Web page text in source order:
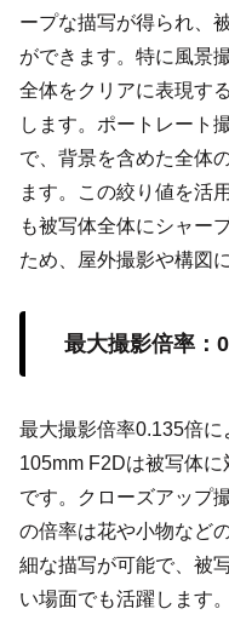
ープな描写が得られ、
ができます。特に風景
全体をクリアに表現す
します。ポートレート
で、背景を含めた全体
ます。この絞り値を活
も被写体全体にシャー
ため、屋外撮影や構図
最大撮影倍率：
最大撮影倍率0.135倍
105mm F2Dは被写体
です。クローズアップ
の倍率は花や小物など
細な描写が可能で、被
い場面でも活躍します